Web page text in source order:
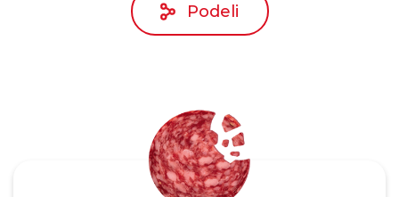
Podeli